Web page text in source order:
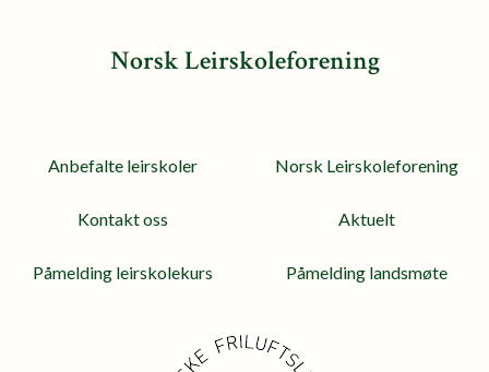
Norsk Leirskoleforening
Anbefalte leirskoler Norsk Leirskoleforening
Kontakt oss Aktuelt
Påmelding leirskolekurs Påmelding landsmøte